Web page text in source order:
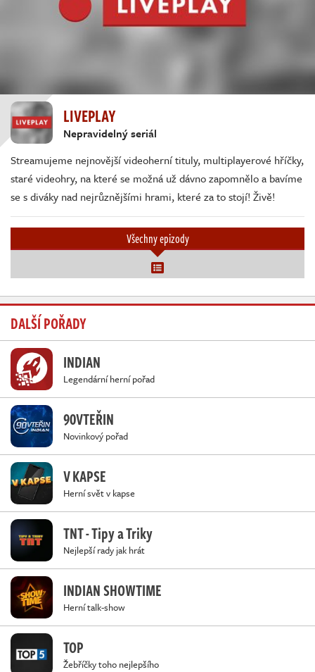
LIVEPLAY
Nepravidelný seriál
Streamujeme nejnovější videoherní tituly, multiplayerové hříčky,
staré videohry, na které se možná už dávno zapomnělo a bavíme
se s diváky nad nejrůznějšími hrami, které za to stojí! Živě!
Všechny epizody
DALŠÍ POŘADY
INDIAN
Legendární herní pořad
90VTEŘIN
Novinkový pořad
V KAPSE
Herní svět v kapse
TNT - Tipy a Triky
Nejlepší rady jak hrát
INDIAN SHOWTIME
Herní talk-show
TOP
Žebříčky toho nejlepšího